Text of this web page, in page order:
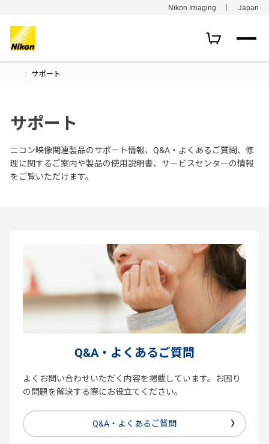
Nikon Imaging ｜ Japan
サポート
サポート
ニコン映像関連製品のサポート情報、Q&A・よくあるご質問、修
理に関するご案内や製品の使用説明書、サービスセンターの情報
をご覧いただけます。
Q&A・よくあるご質問
よくお問い合わせいただく内容を掲載しています。お困り
の問題を解決する際にお役立てください。
Q&A・よくあるご質問